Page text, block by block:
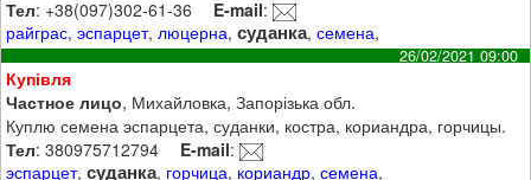
Тел: +38(097)302-61-36 E-mail:
райграс,эспарцет,люцерна,суданка,семена,
26/02/2021 09:00
Купівля
Частное лицо, Михайловка, Запорізька обл.
Куплю семена эспарцета, суданки, костра, кориандра, горчицы.
Тел: 380975712794 E-mail:
эспарцет,суданка, горчица, кориандр,семена,